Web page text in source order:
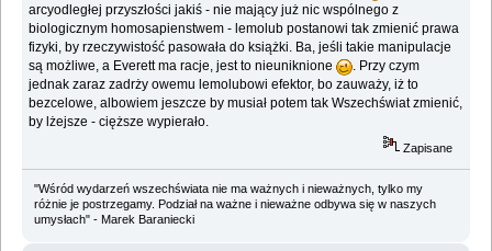
arcyodległej przyszłości jakiś - nie mający już nic wspólnego z
biologicznym homosapienstwem - lemolub postanowi tak zmienić prawa
fizyki, by rzeczywistość pasowała do książki. Ba, jeśli takie manipulacje
są możliwe, a Everett ma racje, jest to nieuniknione
. Przy czym
jednak zaraz zadrży owemu lemolubowi efektor, bo zauważy, iż to
bezcelowe, albowiem jeszcze by musiał potem tak Wszechświat zmienić,
by lżejsze - cięższe wypierało.
Zapisane
"Wśród wydarzeń wszechświata nie ma ważnych i nieważnych, tylko my
różnie je postrzegamy. Podział na ważne i nieważne odbywa się w naszych
umysłach" - Marek Baraniecki